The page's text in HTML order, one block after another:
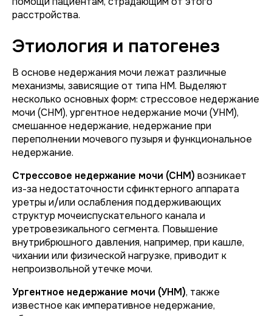
расстройства.
Этиология и патогенез
В основе недержания мочи лежат различные
механизмы, зависящие от типа НМ. Выделяют
несколько основных форм: стрессовое недержание
мочи (СНМ), ургентное недержание мочи (УНМ),
смешанное недержание, недержание при
переполнении мочевого пузыря и функциональное
недержание.
Стрессовое недержание мочи (СНМ) возникает
из-за недостаточности сфинктерного аппарата
уретры и/или ослабления поддерживающих
структур мочеиспускательного канала и
уретровeзикального сегмента. Повышение
внутрибрюшного давления, например, при кашле,
чихании или физической нагрузке, приводит к
непроизвольной утечке мочи.
Ургентное недержание мочи (УНМ), также
известное как императивное недержание,